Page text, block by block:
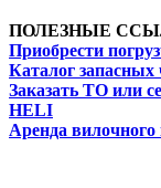
ПОЛЕЗНЫЕ
Приобрести
Каталог запасных
Заказать ТО или
HELI
Аренда